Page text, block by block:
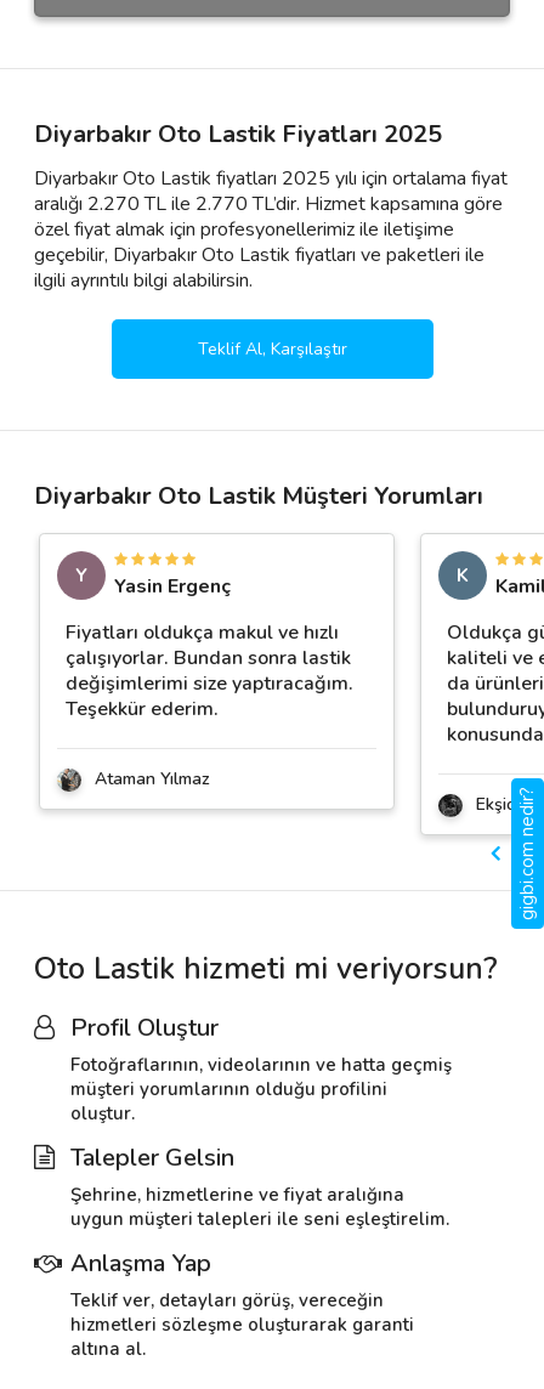
Diyarbakır Oto Lastik Fiyatları 2025
Diyarbakır Oto Lastik fiyatları 2025 yılı için ortalama fiyat
aralığı 2.270 TL ile 2.770 TL’dir. Hizmet kapsamına göre
özel fiyat almak için profesyonellerimiz ile iletişime
geçebilir, Diyarbakır Oto Lastik fiyatları ve paketleri ile
ilgili ayrıntılı bilgi alabilirsin.
Teklif Al, Karşılaştır
Diyarbakır Oto Lastik Müşteri Yorumları
Y
Yasin Ergenç
Fiyatları oldukça makul ve hızlı
çalışıyorlar. Bundan sonra lastik
değişimlerimi size yaptıracağım.
Teşekkür ederim.
Ataman Yılmaz
K
Oldukça
kaliteli ve
da
Oto Lastik hizmeti mi veriyorsun?
Profil Oluştur
Fotoğraflarının, videolarının ve hatta geçmiş
müşteri yorumlarının olduğu profilini
oluştur.
Talepler Gelsin
Şehrine, hizmetlerine ve fiyat aralığına
uygun müşteri talepleri ile seni eşleştirelim.
Anlaşma Yap
Teklif ver, detayları görüş, vereceğin
hizmetleri sözleşme oluşturarak garanti
altına al.
gigbi.com nedir?